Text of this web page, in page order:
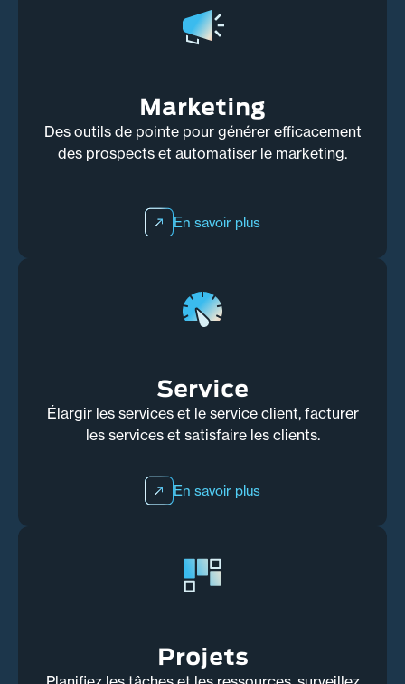
Marketing
Des outils de pointe pour générer efficacement
des prospects et automatiser le marketing.
En savoir plus
Service
Élargir les services et le service client, facturer
les services et satisfaire les clients.
En savoir plus
Projets